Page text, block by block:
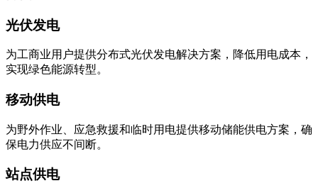
光伏发电
为工商业用户提供分布式光伏发电解决方案，降低用电成本，
实现绿色能源转型。
移动供电
为野外作业、应急救援和临时用电提供移动储能供电方案，确
保电力供应不间断。
站点供电